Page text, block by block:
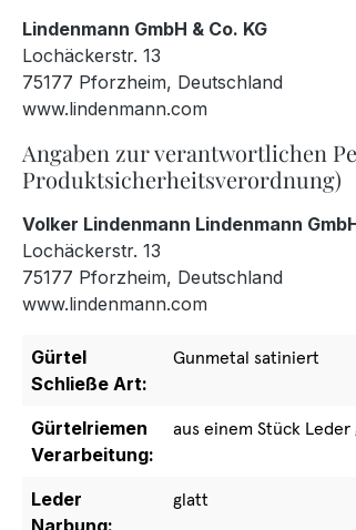
Lindenmann GmbH & Co. KG
Lochäckerstr. 13
75177 Pforzheim, Deutschland
www.lindenmann.com
Angaben zur verantwortlichen
Produktsicherheitsverordnung)
Volker Lindenmann Lindenmann
Lochäckerstr. 13
75177 Pforzheim, Deutschland
www.lindenmann.com
Gürtel
Schließe Art:
Gunmetal satiniert
Gürtelriemen
Verarbeitung:
aus einem Stück
Leder
Narbung:
glatt